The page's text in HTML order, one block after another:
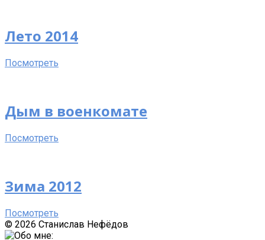
Лето 2014
Посмотреть
Дым в военкомате
Посмотреть
Зима 2012
Посмотреть
© 2026 Станислав Нефёдов
Sliding